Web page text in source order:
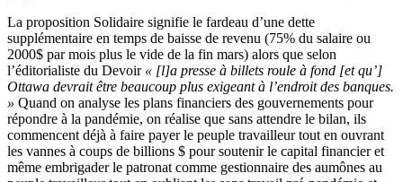
La proposition Solidaire signifie le fardeau d’une dette
supplémentaire en temps de baisse de revenu (75% du salaire ou
2000$ par mois plus le vide de la fin mars) alors que selon
l’éditorialiste du Devoir « [l]a presse à billets roule à fond [et qu’]
Ottawa devrait être beaucoup plus exigeant à l’endroit des banques.
» Quand on analyse les plans financiers des gouvernements pour
répondre à la pandémie, on réalise que sans attendre le bilan, ils
commencent déjà à faire payer le peuple travailleur tout en ouvrant
les vannes à coups de billions $ pour soutenir le capital financier et
même embrigader le patronat comme gestionnaire des aumônes au